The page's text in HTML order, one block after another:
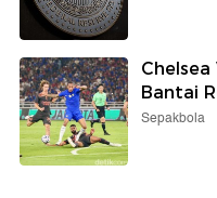
Chelsea
Bantai
Sepakbola